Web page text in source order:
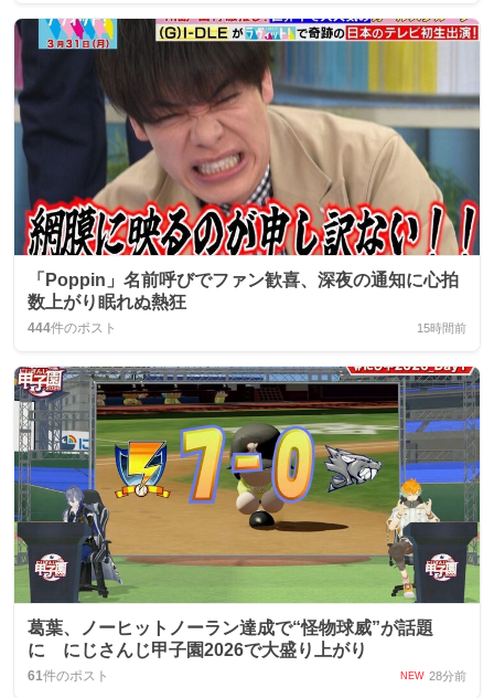
「Poppin」名前呼びでファン歓喜、深夜の通知に心拍
数上がり眠れぬ熱狂
444件のポスト 15時間前
葛葉、ノーヒットノーラン達成で“怪物球威”が話題
に にじさんじ甲子園2026で大盛り上がり
61件のポスト NEW 28分前